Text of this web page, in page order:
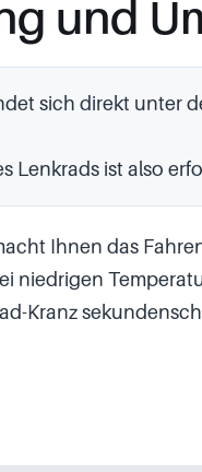
und
sich direkt unter
Lenkrads ist also
Ihnen das
niedrigen
Kranz